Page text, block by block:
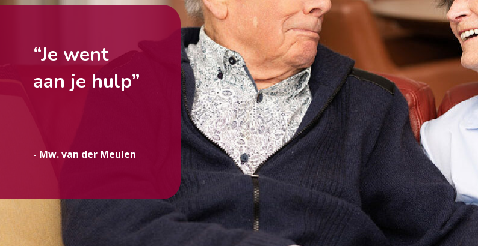
“Je went
aan je hulp”
- Mw. van der Meulen